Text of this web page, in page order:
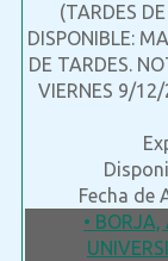
(TARDES
DISPONIBLE:
DE TARDES.
VIERNES 9/
Fecha de
•